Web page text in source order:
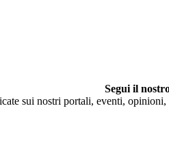
Segui il
sui nostri portali, eventi,